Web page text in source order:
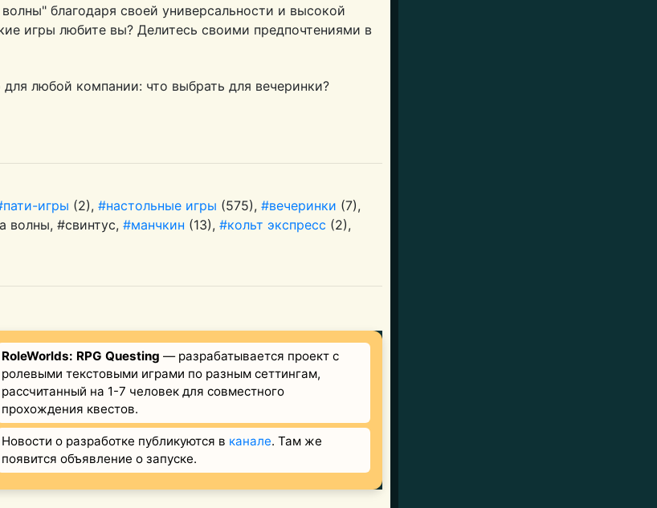
благодаря своей универсальности и высокой
игры любите вы? Делитесь своими предпочтениями в
игры (2), #настольные игры (575), #вечеринки (7),
волны, #свинтус, #манчкин (13), #кольт экспресс (2),
RoleWorlds: RPG Questing — разрабатывается проект с
ролевыми текстовыми играми по разным сеттингам,
рассчитанный на 1-7 человек для совместного
прохождения квестов.
Новости о разработке публикуются в канале. Там же
появится объявление о запуске.